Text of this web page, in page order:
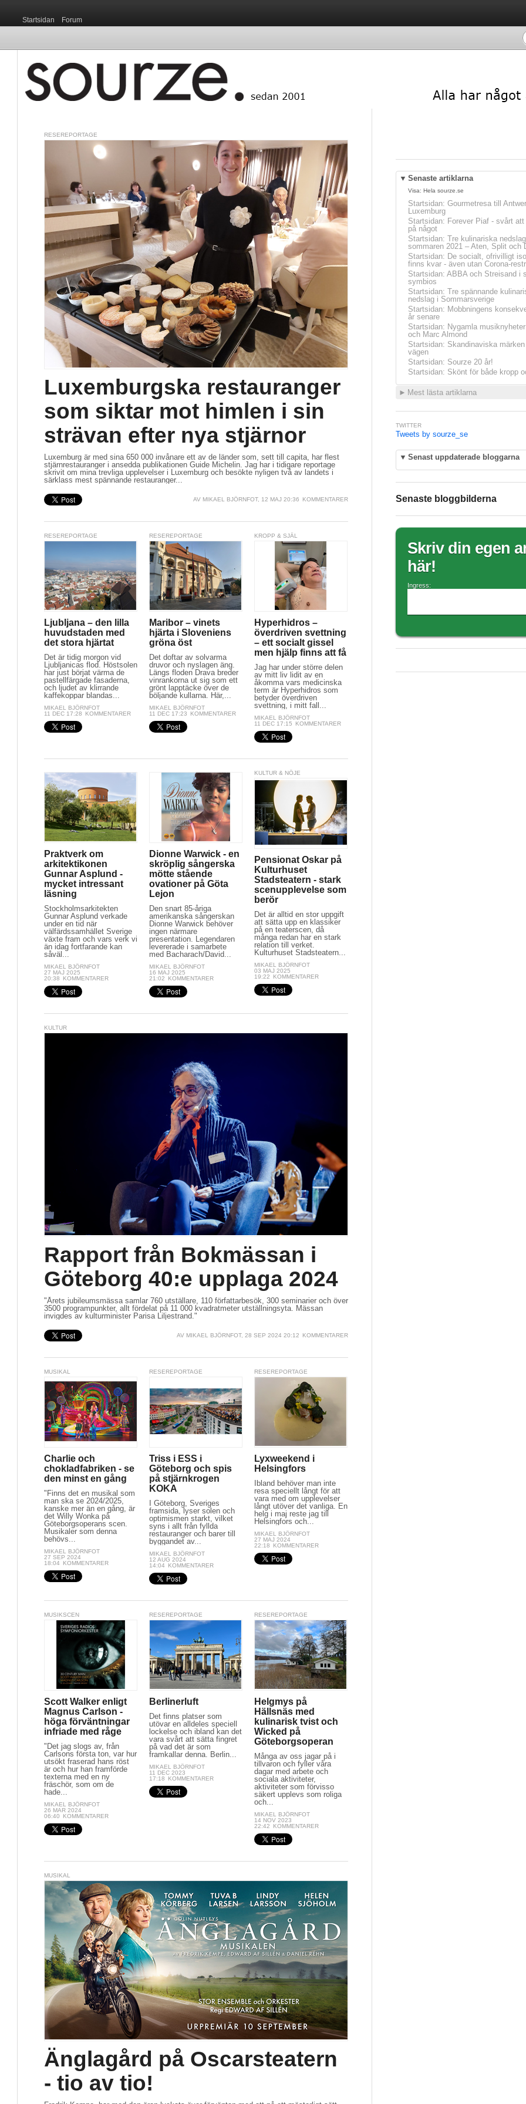
Startsidan Forum
RESEREPORTAGE
Luxemburgska restauranger
som siktar mot himlen i sin
strävan efter nya stjärnor
Luxemburg är med sina 650 000 invånare ett av de länder som, sett till capita, har flest
stjärnrestauranger i ansedda publikationen Guide Michelin. Jag har i tidigare reportage
skrivit om mina trevliga upplevelser i Luxemburg och besökte nyligen två av landets i
särklass mest spännande restauranger...
AV MIKAEL BJÖRNFOT, 12 MAJ 20:36 KOMMENTARER
RESEREPORTAGE
Ljubljana – den lilla
huvudstaden med
det stora hjärtat
Det är tidig morgon vid
Ljubljanicas flod. Höstsolen
har just börjat värma de
pastellfärgade fasaderna,
och ljudet av klirrande
kaffekoppar blandas...
MIKAEL BJÖRNFOT
11 DEC 17:28
KOMMENTARER
RESEREPORTAGE
Maribor – vinets
hjärta i Sloveniens
gröna öst
Det doftar av solvarma
druvor och nyslagen äng.
Längs floden Drava breder
vinrankorna ut sig som ett
grönt lapptäcke över de
böljande kullarna. Här,...
MIKAEL BJÖRNFOT
11 DEC 17:23
KOMMENTARER
KROPP & SJÄL
Hyperhidros –
överdriven svettning
– ett socialt gissel
men hjälp finns att få
Jag har under större delen
av mitt liv lidit av en
åkomma vars medicinska
term är Hyperhidros som
betyder överdriven
svettning, i mitt fall...
MIKAEL BJÖRNFOT
11 DEC 17:15
KOMMENTARER
Praktverk om
arkitektikonen
Gunnar Asplund -
mycket intressant
läsning
Stockholmsarkitekten
Gunnar Asplund verkade
under en tid när
välfärdssamhället Sverige
växte fram och vars verk vi
än idag fortfarande kan
såväl...
MIKAEL BJÖRNFOT
27 MAJ 2025
20:38
KOMMENTARER
Dionne Warwick - en
skröplig sångerska
mötte stående
ovationer på Göta
Lejon
Den snart 85-åriga
amerikanska sångerskan
Dionne Warwick behöver
ingen närmare
presentation. Legendaren
levererade i samarbete
med Bacharach/David...
MIKAEL BJÖRNFOT
16 MAJ 2025
21:02
KOMMENTARER
KULTUR & NÖJE
Pensionat Oskar på
Kulturhuset
Stadsteatern - stark
scenupplevelse som
berör
Det är alltid en stor uppgift
att sätta upp en klassiker
på en teaterscen, då
många redan har en stark
relation till verket.
Kulturhuset Stadsteatern...
MIKAEL BJÖRNFOT
03 MAJ 2025
19:22
KOMMENTARER
KULTUR
Rapport från Bokmässan i
Göteborg 40:e upplaga 2024
"Årets jubileumsmässa samlar 760 utställare, 110 författarbesök, 300 seminarier och över
3500 programpunkter, allt fördelat på 11 000 kvadratmeter utställningsyta. Mässan
invigdes av kulturminister Parisa Liljestrand."
AV MIKAEL BJÖRNFOT, 28 SEP 2024 20:12 KOMMENTARER
MUSIKAL
Charlie och
chokladfabriken - se
den minst en gång
"Finns det en musikal som
man ska se 2024/2025,
kanske mer än en gång, är
det Willy Wonka på
Göteborgsoperans scen.
Musikaler som denna
behövs...
MIKAEL BJÖRNFOT
27 SEP 2024
18:04
KOMMENTARER
RESEREPORTAGE
Triss i ESS i
Göteborg och spis
på stjärnkrogen
KOKA
I Göteborg, Sveriges
framsida, lyser solen och
optimismen starkt, vilket
syns i allt från fyllda
restauranger och barer till
byggandet av...
MIKAEL BJÖRNFOT
12 AUG 2024
14:04
KOMMENTARER
RESEREPORTAGE
Lyxweekend i
Helsingfors
Ibland behöver man inte
resa speciellt långt för att
vara med om upplevelser
långt utöver det vanliga. En
helg i maj reste jag till
Helsingfors och...
MIKAEL BJÖRNFOT
27 MAJ 2024
22:18
KOMMENTARER
MUSIKSCEN
Scott Walker enligt
Magnus Carlson -
höga förväntningar
infriade med råge
"Det jag slogs av, från
Carlsons första ton, var hur
utsökt fraserad hans röst
är och hur han framförde
texterna med en ny
fräschör, som om de
hade...
MIKAEL BJÖRNFOT
26 MAR 2024
06:40
KOMMENTARER
RESEREPORTAGE
Berlinerluft
Det finns platser som
utövar en alldeles speciell
lockelse och ibland kan det
vara svårt att sätta fingret
på vad det är som
framkallar denna. Berlin...
MIKAEL BJÖRNFOT
11 DEC 2023
17:18
KOMMENTARER
RESEREPORTAGE
Helgmys på
Hällsnäs med
kulinarisk tvist och
Wicked på
Göteborgsoperan
Många av oss jagar på i
tillvaron och fyller våra
dagar med arbete och
sociala aktiviteter,
aktiviteter som förvisso
säkert upplevs som roliga
och...
MIKAEL BJÖRNFOT
14 NOV 2023
22:42
KOMMENTARER
MUSIKAL
Änglagård på Oscarsteatern
- tio av tio!
▼ Senaste artiklarna
Visa: Hela sourze.se
Startsidan: Gourmetresa till
Luxemburg
Startsidan: Forever Piaf - svårt
på något
Startsidan: Tre kulinariska nedslag
sommaren 2021 – Aten, Split och
Startsidan: De socialt, ofrivilligt
finns kvar - även utan Corona-
Startsidan: ABBA och Streisand i
symbios
Startsidan: Tre spännande
nedslag i Sommarsverige
Startsidan: Mobbningens
år senare
Startsidan: Nygamla
och Marc Almond
Startsidan: Skandinaviska
vägen
Startsidan: Sourze 20 år!
Startsidan: Skönt för både kropp
► Mest lästa artiklarna
TWITTER
Tweets by sourze_se
▼ Senast uppdaterade bloggarna
Senaste bloggbilderna
Skriv din egen
här!
Ingress: